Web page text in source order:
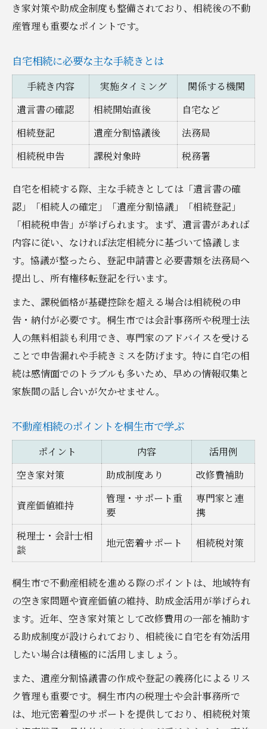
不動産相続の相談前に準備する書類とは
相続相談窓口の上手な選び方と活用法
窓口を利用した不動産相続のトラブル回避
法
桐生市の支援策を味方に資産価値を守る実践法
桐生市の支援策と不動産相続対策早見表
資産価値を守るための支援策活用法
相続した自宅を守る桐生市の最新制度
支援策を賢く使った資産維持のコツ
桐生市で資産価値向上を目指す実践例
き家対策や助成金制度も整備されており、相続後の不動
産管理も重要なポイントです。
自宅相続に必要な主な手続きとは
手続き内容 実施タイミング
関係する機関
遺言書の確認
相続開始直後
自宅など
相続登記
遺産分割協議後
法務局
相続税申告
課税対象時 税務署
自宅を相続する際、主な手続きとしては「遺言書の確
認」「相続人の確定」「遺産分割協議」「相続登記」
「相続税申告」が挙げられます。まず、遺言書があれば
内容に従い、なければ法定相続分に基づいて協議しま
す。協議が整ったら、登記申請書と必要書類を法務局へ
提出し、所有権移転登記を行います。
また、課税価格が基礎控除を超える場合は相続税の申
告・納付が必要です。桐生市では会計事務所や税理士法
人の無料相談も利用でき、専門家のアドバイスを受ける
ことで申告漏れや手続きミスを防げます。特に自宅の相
続は感情面でのトラブルも多いため、早めの情報収集と
家族間の話し合いが欠かせません。
不動産相続のポイントを桐生市で学ぶ
ポイント 内容
活用例
空き家対策
助成制度あり 改修費補助
資産価値維持
管理・サポート重
要
専門家と連
携
税理士・会計士相
談
地元密着サポート 相続税対策
桐生市で不動産相続を進める際のポイントは、地域特有
の空き家問題や資産価値の維持、助成金活用が挙げられ
ます。近年、空き家対策として改修費用の一部を補助す
る助成制度が設けられており、相続後に自宅を有効活用
したい場合は積極的に活用しましょう。
また、遺産分割協議書の作成や登記の義務化によるリス
ク管理も重要です。桐生市内の税理士や会計事務所で
は、地元密着型のサポートを提供しており、相続税対策